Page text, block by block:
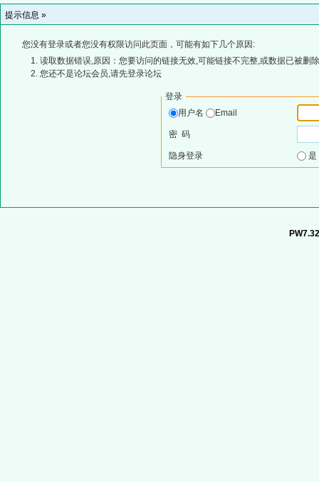
提示信息 »
您没有登录或者您没有权限访问此页面，可能有如下几个原因:
读取数据错误,原因：您要访问的链接无效,可能链接不完整,或数据已被删
您还不是论坛会员,请先登录论坛
登录
用户名
Email
密 码
隐身登录